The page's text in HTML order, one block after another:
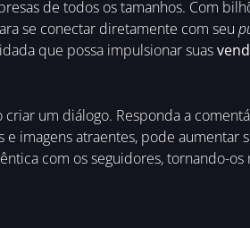
de todos os tamanhos. Com
se conectar diretamente com seu
que possa impulsionar suas
um diálogo. Responda a
imagens atraentes, pode aumentar
com os seguidores, tornando-